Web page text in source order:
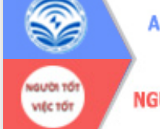
Thứ trưởng Bộ Y tế làm việc với tỉnh
Đắk Lắk về phát triển nhân lực y tế
cho trạm y tế cấp xã
Du lịch Đắk Lắk nâng tầm trải nghiệm
du khách thông qua Hệ thống cơ sở dữ
liệu và Bản đồ số
Tập huấn ứng dụng trí tuệ nhân tạo (AI)